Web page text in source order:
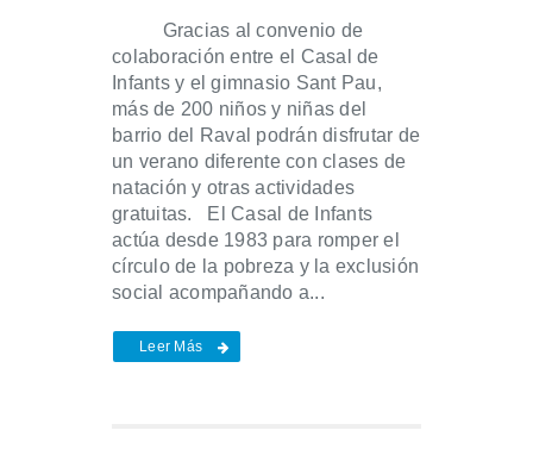
Gracias al convenio de
colaboración entre el Casal de
Infants y el gimnasio Sant Pau,
más de 200 niños y niñas del
barrio del Raval podrán disfrutar de
un verano diferente con clases de
natación y otras actividades
gratuitas. El Casal de Infants
actúa desde 1983 para romper el
círculo de la pobreza y la exclusión
social acompañando a...
Leer Más